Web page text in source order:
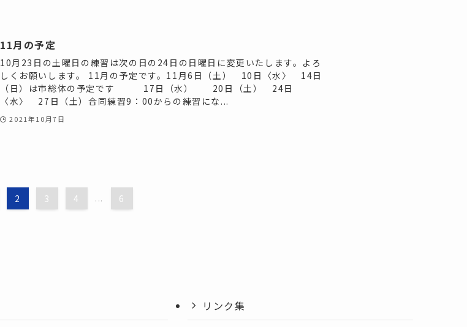
11月の予定
10月23日の土曜日の練習は次の日の24日の日曜日に変更いたします。よろ
しくお願いします。 11月の予定です。11月6日（土） 10日〈水〉 14日
（日）は市総体の予定です 17日（水） 20日（土） 24日
〈水〉 27日（土）合同練習9：00からの練習にな...
2021年10月7日
2 3 4 ... 6
リンク集